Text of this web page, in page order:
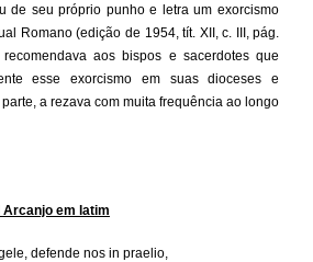
de seu próprio punho e letra um exorcismo
Romano (edição de 1954, tít. XII, c. III, pág.
aos bispos e sacerdotes que
esse exorcismo em suas dioceses e
a rezava com muita frequência ao longo
Arcanjo em latim
defende nos in praelio,